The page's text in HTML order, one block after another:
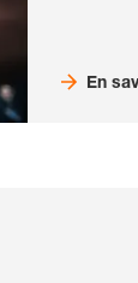
En